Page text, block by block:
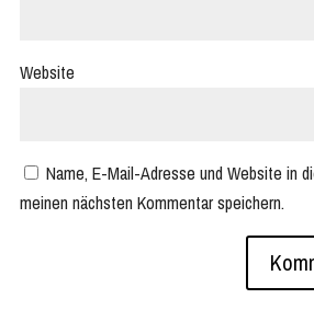
Website
Name, E-Mail-Adresse und Website in
meinen nächsten Kommentar speichern.